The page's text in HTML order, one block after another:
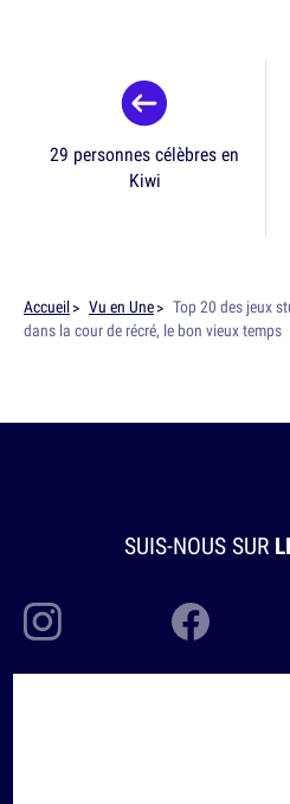
29 personnes célèbres en
Kiwi
Accueil Vu en Une
Top 20 des jeux
dans la cour de récré, le bon vieux temps
SUIS-NOUS SUR